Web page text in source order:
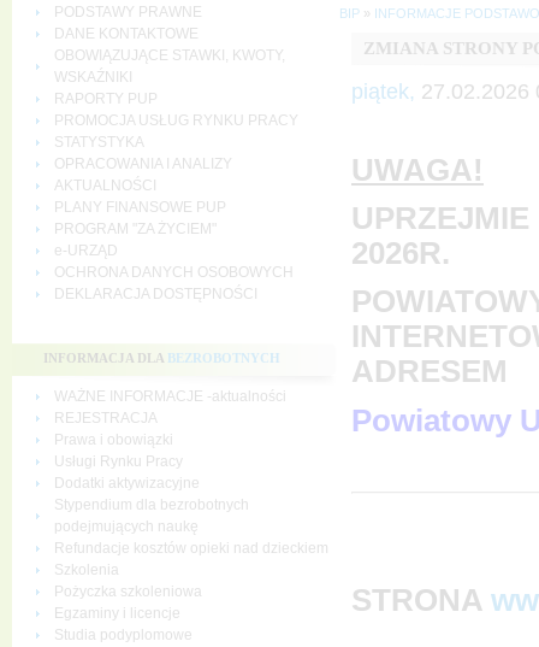
PODSTAWY PRAWNE
DANE KONTAKTOWE
OBOWIĄZUJĄCE STAWKI, KWOTY,
WSKAŹNIKI
RAPORTY PUP
PROMOCJA USŁUG RYNKU PRACY
STATYSTYKA
OPRACOWANIA I ANALIZY
AKTUALNOŚCI
PLANY FINANSOWE PUP
PROGRAM "ZA ŻYCIEM"
e-URZĄD
OCHRONA DANYCH OSOBOWYCH
DEKLARACJA DOSTĘPNOŚCI
INFORMACJA DLA BEZROBOTNYCH
WAŻNE INFORMACJE -aktualności
REJESTRACJA
Prawa i obowiązki
Usługi Rynku Pracy
Dodatki aktywizacyjne
Stypendium dla bezrobotnych
podejmujących naukę
Refundacje kosztów opieki nad dzieckiem
Szkolenia
Pożyczka szkoleniowa
Egzaminy i licencje
Studia podyplomowe
BIP » INFORMACJE
ZMIANA STRONY
piątek, 27.02.2026
UWAGA!
2026R.
ADRESEM
Powiatowy
STRONA